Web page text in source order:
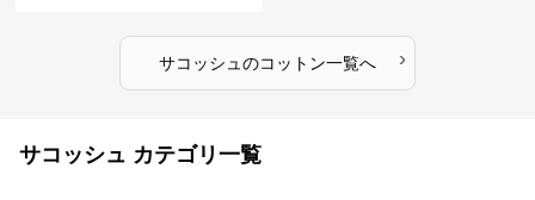
サコッシュ のコットン一覧へ ›
サコッシュ カテゴリ一覧